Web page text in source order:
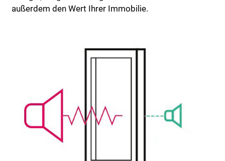
außerdem den Wert Ihrer Immobilie.